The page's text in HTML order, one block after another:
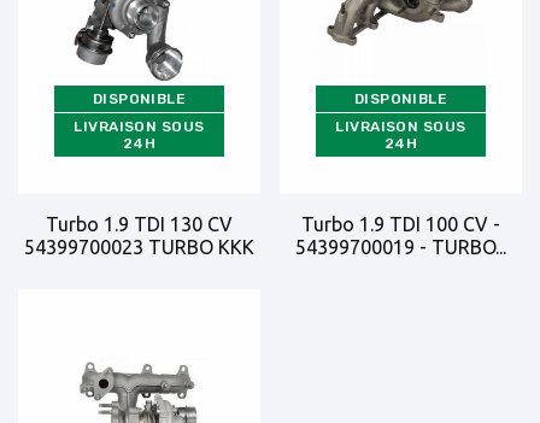
DISPONIBLE
LIVRAISON SOUS
24H
Turbo 1.9 TDI 130 CV
54399700023 TURBO KKK
DISPONIBLE
LIVRAISON SOUS
24H
Turbo 1.9 TDI 100 CV -
54399700019 - TURBO...